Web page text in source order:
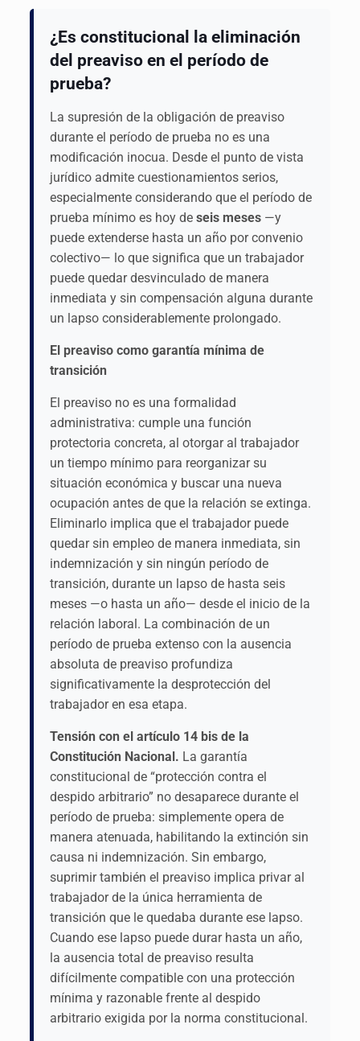
¿Es constitucional la eliminación
del preaviso en el período de
prueba?
La supresión de la obligación de preaviso
durante el período de prueba no es una
modificación inocua. Desde el punto de vista
jurídico admite cuestionamientos serios,
especialmente considerando que el período de
prueba mínimo es hoy de seis meses—y
puede extenderse hasta un año por convenio
colectivo— lo que significa que un trabajador
puede quedar desvinculado de manera
inmediata y sin compensación alguna durante
un lapso considerablemente prolongado.
El preaviso como garantía mínima de
transición
El preaviso no es una formalidad
administrativa: cumple una función
protectoria concreta, al otorgar al trabajador
un tiempo mínimo para reorganizar su
situación económica y buscar una nueva
ocupación antes de que la relación se extinga.
Eliminarlo implica que el trabajador puede
quedar sin empleo de manera inmediata, sin
indemnización y sin ningún período de
transición, durante un lapso de hasta seis
meses —o hasta un año— desde el inicio de la
relación laboral. La combinación de un
período de prueba extenso con la ausencia
absoluta de preaviso profundiza
significativamente la desprotección del
trabajador en esa etapa.
Tensión con el artículo 14 bis de la
Constitución Nacional. La garantía
constitucional de “protección contra el
despido arbitrario” no desaparece durante el
período de prueba: simplemente opera de
manera atenuada, habilitando la extinción sin
causa ni indemnización. Sin embargo,
suprimir también el preaviso implica privar al
trabajador de la única herramienta de
transición que le quedaba durante ese lapso.
Cuando ese lapso puede durar hasta un año,
la ausencia total de preaviso resulta
difícilmente compatible con una protección
mínima y razonable frente al despido
arbitrario exigida por la norma constitucional.